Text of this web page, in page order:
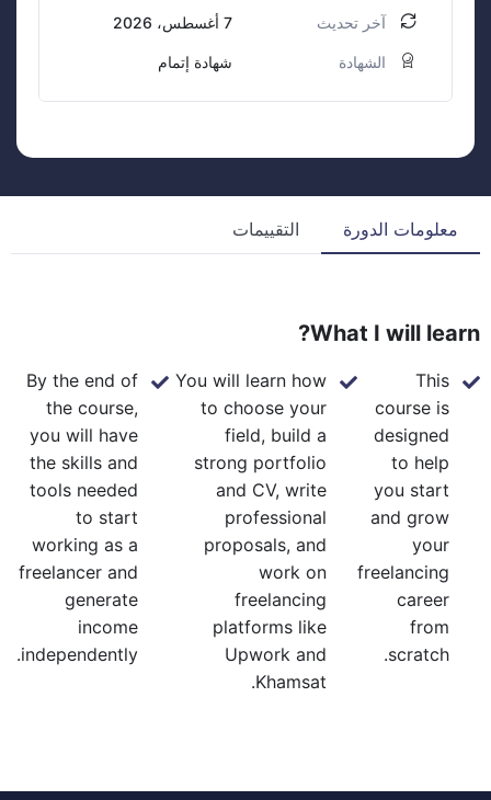
آخر تحديث 7 أغسطس، 2026
الشهادة شهادة إتمام
معلومات الدورة التقييمات
What I will learn?
This
course is
designed
to help
you start
and grow
your
freelancing
career
from
scratch.
You will learn how
to choose your
field, build a
strong portfolio
and CV, write
professional
proposals, and
work on
freelancing
platforms like
Upwork and
Khamsat.
By the end of
the course,
you will have
the skills and
tools needed
to start
working as a
freelancer and
generate
income
independently.